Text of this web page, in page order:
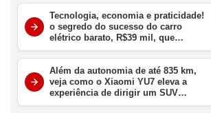
Tecnologia, economia e praticidade!
o segredo do sucesso do carro
elétrico barato, R$39 mil, que
conquistou o Japão
Além da autonomia de até 835 km,
veja como o Xiaomi YU7 eleva a
experiência de dirigir um SUV
elétrico